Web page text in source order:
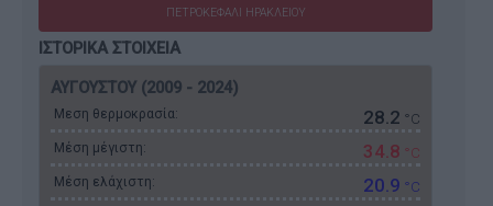
ΠΕΤΡΟΚΕΦΑΛΙ ΗΡΑΚΛΕΙΟΥ
ΙΣΤΟΡΙΚΑ ΣΤΟΙΧΕΙΑ
ΑΥΓΟΥΣΤΟΥ (2009 - 2024)
Μεση θερμοκρασία: 28.2 °C
Μέση μέγιστη: 34.8 °C
Μέση ελάχιστη: 20.9 °C